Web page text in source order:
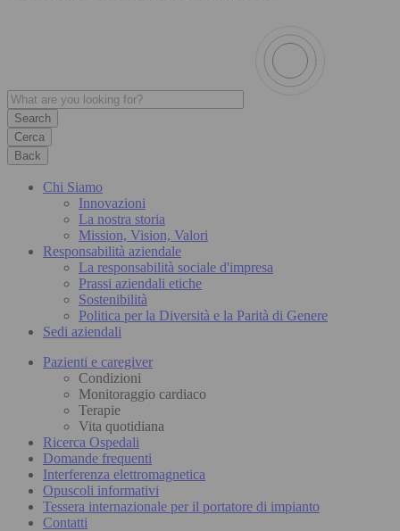
Cerca
Back
Chi Siamo
Innovazioni
La nostra storia
Mission, Vision, Valori
Responsabilità aziendale
La responsabilità sociale d'impresa
Prassi aziendali etiche
Sostenibilità
Politica per la Diversità e la Parità di Genere
Sedi aziendali
Pazienti e caregiver
Condizioni
Monitoraggio cardiaco
Terapie
Vita quotidiana
Ricerca Ospedali
Domande frequenti
Interferenza elettromagnetica
Opuscoli informativi
Tessera internazionale per il portatore di impianto
Contatti